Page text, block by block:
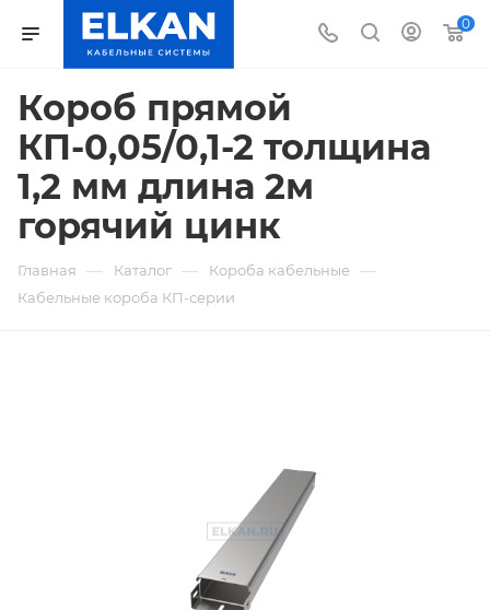
0
Короб прямой
КП-0,05/0,1-2 толщина
1,2 мм длина 2м
горячий цинк
Главная — Каталог — Короба кабельные —
Кабельные короба КП-серии